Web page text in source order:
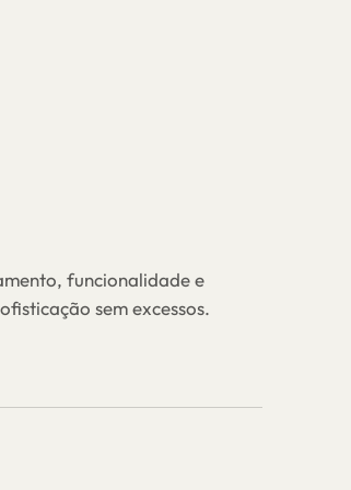
funcionalidade e
sem excessos.